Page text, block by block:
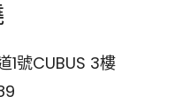
1號CUBUS 3樓